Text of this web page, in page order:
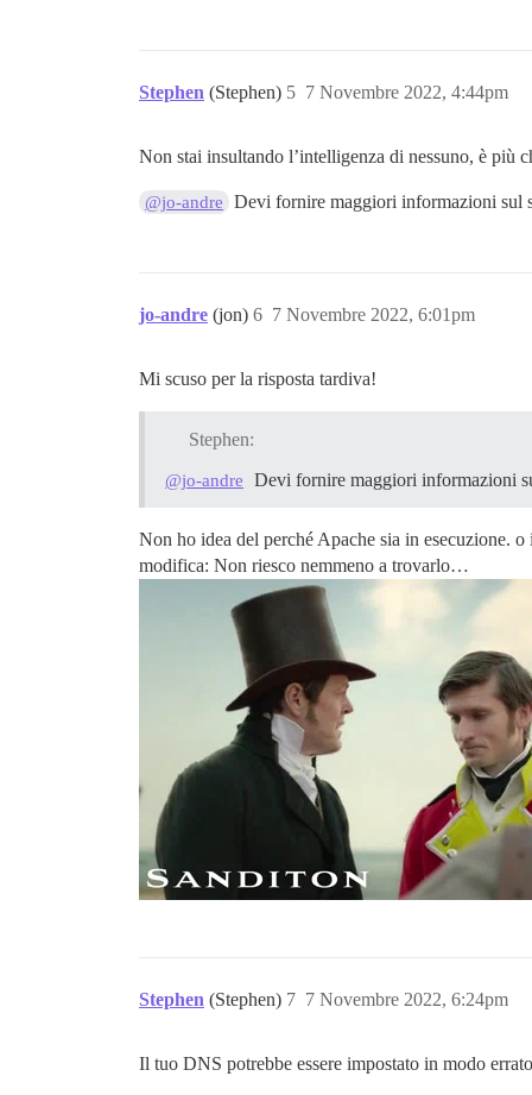
Stephen (Stephen) 7 Novembre 2022, 4:44pm
5
Non stai insultando l’intelligenza di nessuno, è più
@jo-andre Devi fornire maggiori informazioni sul
jo-andre (jon) 7 Novembre 2022, 6:01pm
6
Mi scuso per la risposta tardiva!
Stephen:
@jo-andre Devi fornire maggiori informazioni
Non ho idea del perché Apache sia in esecuzione.
modifica: Non riesco nemmeno a trovarlo…
Stephen (Stephen) 7 Novembre 2022, 6:24pm
7
Il tuo DNS potrebbe essere impostato in modo